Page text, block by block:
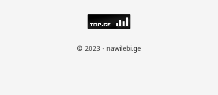
© 2023 - nawilebi.ge